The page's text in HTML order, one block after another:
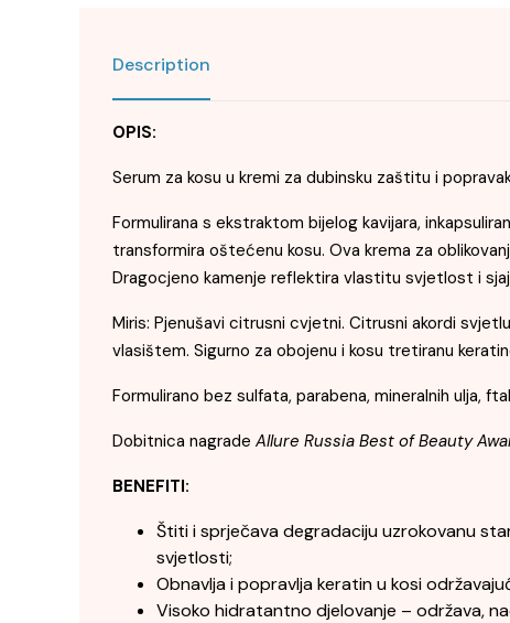
Description
OPIS:
Serum za kosu u kremi za dubinsku zaštitu i
Formulirana s ekstraktom bijelog kavijara,
transformira oštećenu kosu. Ova krema za
Dragocjeno kamenje reflektira vlastitu svjetlost i
Miris: Pjenušavi citrusni cvjetni. Citrusni akordi
vlasištem. Sigurno za obojenu i kosu tretiranu
Formulirano bez sulfata, parabena, mineralnih ulja,
Dobitnica nagrade Allure Russia Best of Beauty
BENEFITI:
Štiti i sprječava degradaciju uzrokovanu
svjetlosti;
Obnavlja i popravlja keratin u kosi
Visoko hidratantno djelovanje – održava,